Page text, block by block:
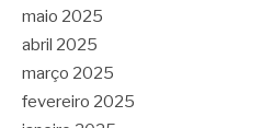
maio 2025
abril 2025
março 2025
fevereiro 2025